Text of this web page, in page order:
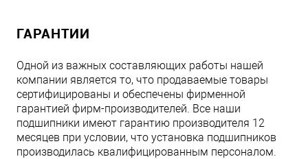
ГАРАНТИИ
Одной из важных составляющих работы нашей
компании является то, что продаваемые товары
сертифицированы и обеспечены фирменной
гарантией фирм-производителей. Все наши
подшипники имеют гарантию производителя 12
месяцев при условии, что установка подшипников
производилась квалифицированным персоналом.